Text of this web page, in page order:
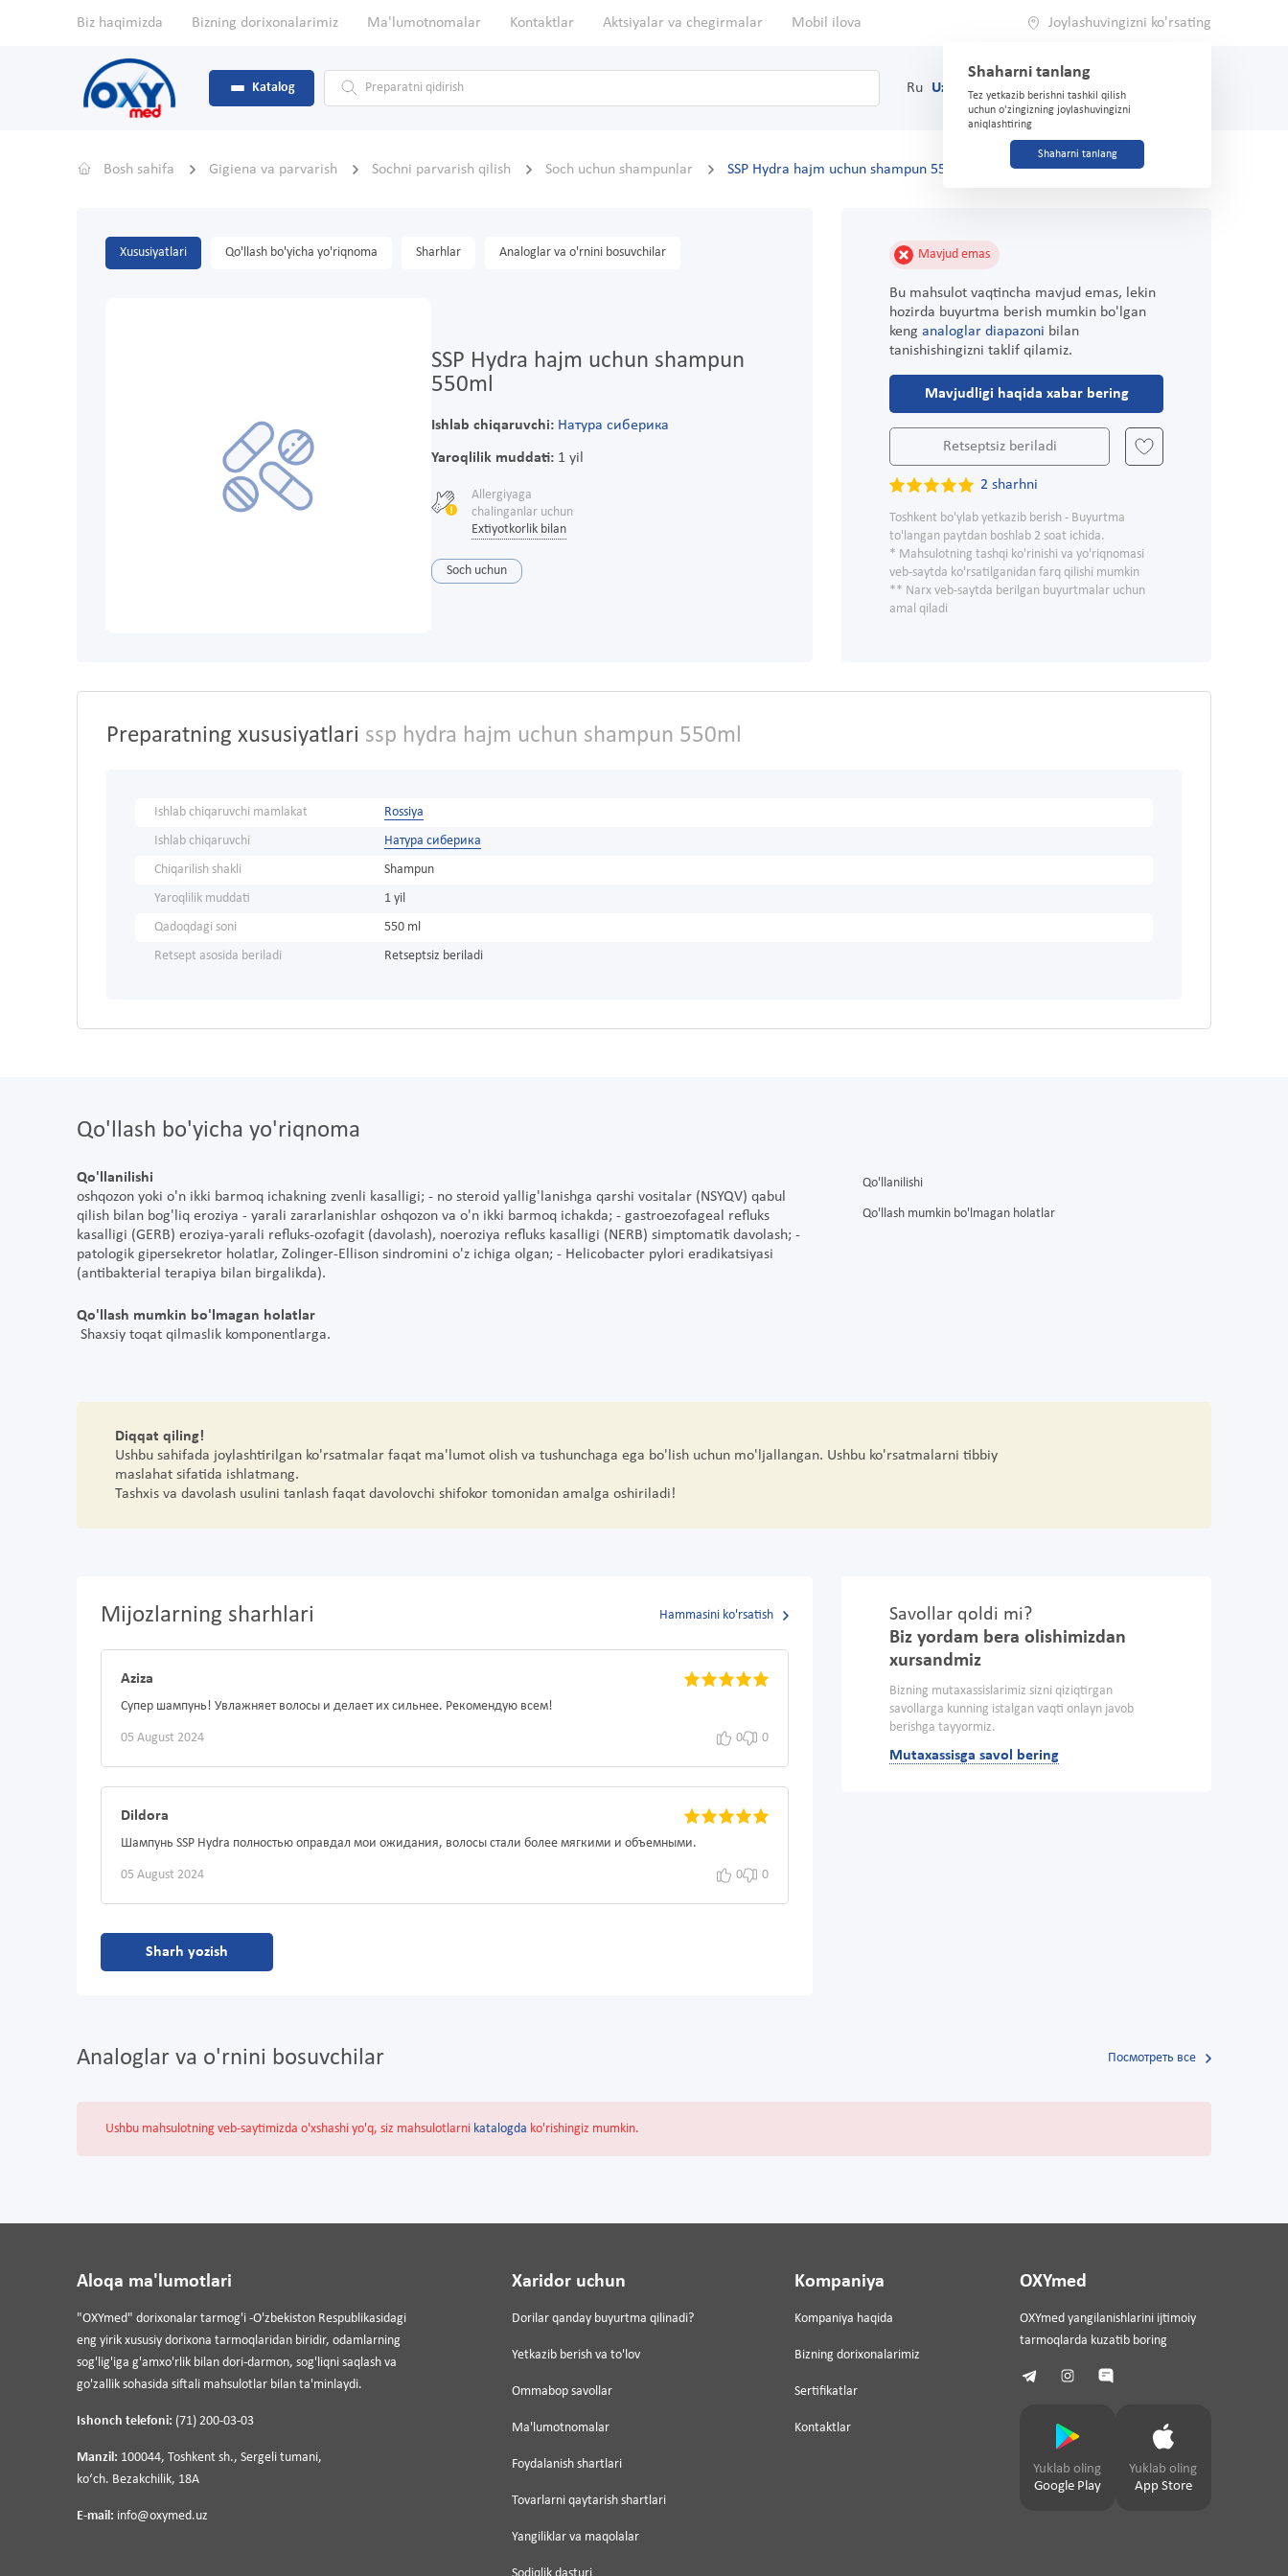
Biz haqimizda Bizning dorixonalarimiz Ma'lumotnomalar Kontaktlar Aktsiyalar va chegirmalar Mobil ilova Joylashuvingizni ko'rsating
Shaharni tanlang
Tez yetkazib berishni tashkil qilish
uchun o'zingizning joylashuvingizni
aniqlashtiring
Shaharni tanlang
Katalog Ru Uz (71) 200-03-03
Bosh sahifa Gigiena va parvarish Sochni parvarish qilish Soch uchun shampunlar SSP Hydra hajm uchun shampun 550ml
Xususiyatlari Qo'llash bo'yicha yo'riqnoma Sharhlar Analoglar va o'rnini bosuvchilar
SSP Hydra hajm uchun shampun
550ml
Ishlab chiqaruvchi: Натура сиберика
Yaroqlilik muddati:1 yil
Allergiyaga
chalinganlar uchun
Extiyotkorlik bilan
Soch uchun
Mavjud emas
Bu mahsulot vaqtincha mavjud emas, lekin
hozirda buyurtma berish mumkin bo'lgan
keng analoglar diapazoni bilan
tanishishingizni taklif qilamiz.
Mavjudligi haqida xabar bering
Retseptsiz beriladi
2 sharhni
Toshkent bo'ylab yetkazib berish - Buyurtma
to'langan paytdan boshlab 2 soat ichida.
* Mahsulotning tashqi ko'rinishi va yo'riqnomasi
veb-saytda ko'rsatilganidan farq qilishi mumkin
** Narx veb-saytda berilgan buyurtmalar uchun
amal qiladi
Preparatning xususiyatlari ssp hydra hajm uchun shampun 550ml
Ishlab chiqaruvchi mamlakat
Rossiya
Ishlab chiqaruvchi
Натура сиберика
Chiqarilish shakli
Shampun
Yaroqlilik muddati
1 yil
Qadoqdagi soni
550 ml
Retsept asosida beriladi
Retseptsiz beriladi
Qo'llash bo'yicha yo'riqnoma
Qo'llanilishi
oshqozon yoki o'n ikki barmoq ichakning zvenli kasalligi; - no steroid yallig'lanishga qarshi vositalar (NSYQV) qabul
qilish bilan bog'liq eroziya - yarali zararlanishlar oshqozon va o'n ikki barmoq ichakda; - gastroezofageal refluks
kasalligi (GERB) eroziya-yarali refluks-ozofagit (davolash), noeroziya refluks kasalligi (NERB) simptomatik davolash; -
patologik gipersekretor holatlar, Zolinger-Ellison sindromini o'z ichiga olgan; - Helicobacter pylori eradikatsiyasi
(antibakterial terapiya bilan birgalikda).
Qo'llash mumkin bo'lmagan holatlar
Shaxsiy toqat qilmaslik komponentlarga.
Qo'llanilishi
Qo'llash mumkin bo'lmagan holatlar
Diqqat qiling!
Ushbu sahifada joylashtirilgan ko'rsatmalar faqat ma'lumot olish va tushunchaga ega bo'lish uchun mo'ljallangan. Ushbu ko'rsatmalarni tibbiy
maslahat sifatida ishlatmang.
Tashxis va davolash usulini tanlash faqat davolovchi shifokor tomonidan amalga oshiriladi!
Mijozlarning sharhlari Hammasini ko'rsatish
Aziza
Супер шампунь! Увлажняет волосы и делает их сильнее. Рекомендую всем!
05 August 2024 0 0
Dildora
Шампунь SSP Hydra полностью оправдал мои ожидания, волосы стали более мягкими и объемными.
05 August 2024 0 0
Sharh yozish
Savollar qoldi mi?
Biz yordam bera olishimizdan
xursandmiz
Bizning mutaxassislarimiz sizni qiziqtirgan
savollarga kunning istalgan vaqti onlayn javob
berishga tayyormiz.
Mutaxassisga savol bering
Analoglar va o'rnini bosuvchilar Посмотреть все
Ushbu mahsulotning veb-saytimizda o'xshashi yo'q, siz mahsulotlarni katalogda ko'rishingiz mumkin.
Aloqa ma'lumotlari
"OXYmed" dorixonalar tarmog'i -O'zbekiston Respublikasidagi
eng yirik xususiy dorixona tarmoqlaridan biridir, odamlarning
sog'lig'iga g'amxo'rlik bilan dori-darmon, sog'liqni saqlash va
go'zallik sohasida siftali mahsulotlar bilan ta'minlaydi.
Ishonch telefoni: (71) 200-03-03
Manzil: 100044, Toshkent sh., Sergeli tumani,
koʻch. Bezakchilik, 18A
E-mail: info@oxymed.uz
Xaridor uchun
Dorilar qanday buyurtma qilinadi?
Yetkazib berish va to'lov
Ommabop savollar
Ma'lumotnomalar
Foydalanish shartlari
Tovarlarni qaytarish shartlari
Yangiliklar va maqolalar
Kompaniya
Kompaniya haqida
Bizning dorixonalarimiz
Sertifikatlar
Kontaktlar
OXYmed
OXYmed yangilanishlarini ijtimoiy
tarmoqlarda kuzatib boring
Yuklab oling
Google Play
Yuklab oling
App Store